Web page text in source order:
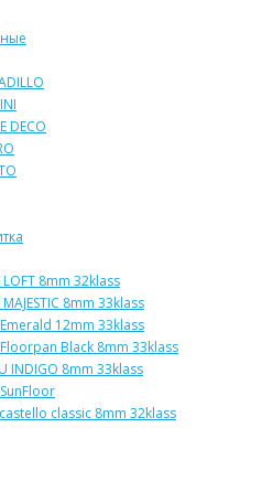
DECO
8mm 32klass
8mm 33klass
12mm 33klass
Black 8mm 33klass
INDIGO 8mm 33klass
classic 8mm 32klass